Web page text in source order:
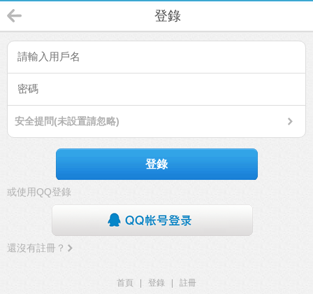
登錄
安全提問(未設置請忽略)
登錄
或使用QQ登錄
還沒有註冊？
首頁 登錄
註冊